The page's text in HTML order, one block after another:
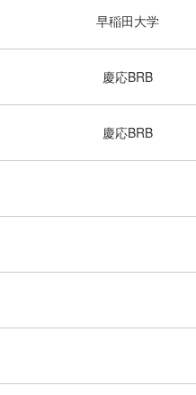
早稲田大学
慶応BRB
慶応BRB